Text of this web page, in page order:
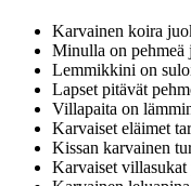
Karvainen koira
Minulla on pehmeä
Lemmikkini on
Lapset pitävät
Villapaita on
Karvaiset eläimet
Kissan karvainen
Karvaiset